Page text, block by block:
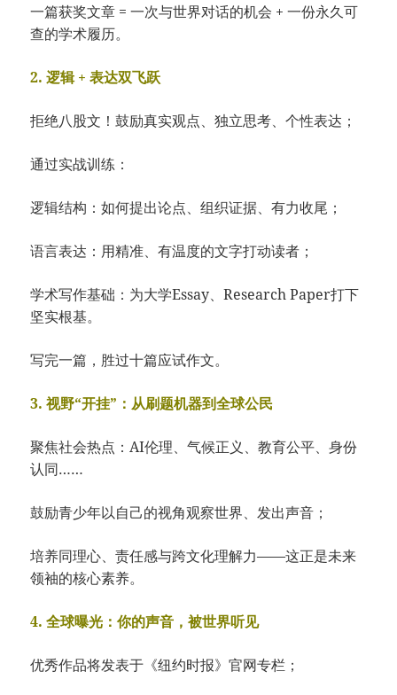
一篇获奖文章 = 一次与世界对话的机会 + 一份永久可
查的学术履历。
2. 逻辑 + 表达双飞跃
拒绝八股文！鼓励真实观点、独立思考、个性表达；
通过实战训练：
逻辑结构：如何提出论点、组织证据、有力收尾；
语言表达：用精准、有温度的文字打动读者；
学术写作基础：为大学Essay、Research Paper打下
坚实根基。
写完一篇，胜过十篇应试作文。
3. 视野“开挂”：从刷题机器到全球公民
聚焦社会热点：AI伦理、气候正义、教育公平、身份
认同……
鼓励青少年以自己的视角观察世界、发出声音；
培养同理心、责任感与跨文化理解力——这正是未来
领袖的核心素养。
4. 全球曝光：你的声音，被世界听见
优秀作品将发表于《纽约时报》官网专栏；